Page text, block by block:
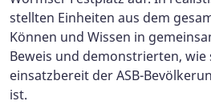
stellten Einheiten aus dem
Können und Wissen in
Beweis und demonstrierten, wie
einsatzbereit der ASB-
ist.